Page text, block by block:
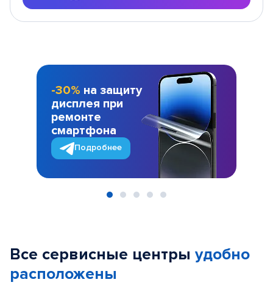
-30% на защиту
дисплея при
ремонте
смартфона
Подробнее
Все сервисные центры удобно
расположены